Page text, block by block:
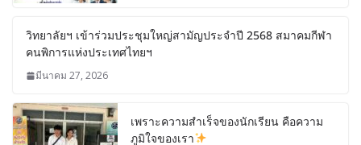
วิทยาลัยฯ เข้าร่วมประชุมใหญ่สามัญประจำปี 2568 สมาคมกีฬา
คนพิการแห่งประเทศไทยฯ
มีนาคม 27, 2026
เพราะความสำเร็จของนักเรียน คือความ
ภูมิใจของเรา